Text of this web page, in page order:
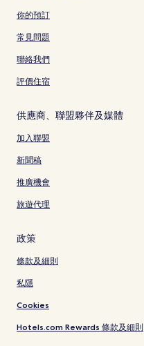
你的預訂
常見問題
聯絡我們
評價住宿
供應商、聯盟夥伴及媒體
加入聯盟
新聞稿
推廣機會
旅遊代理
政策
條款及細則
私隱
Cookies
Hotels.com Rewards 條款及細則